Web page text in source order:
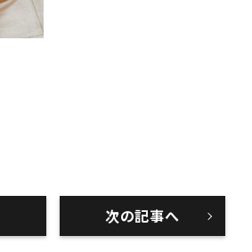
次の記事へ